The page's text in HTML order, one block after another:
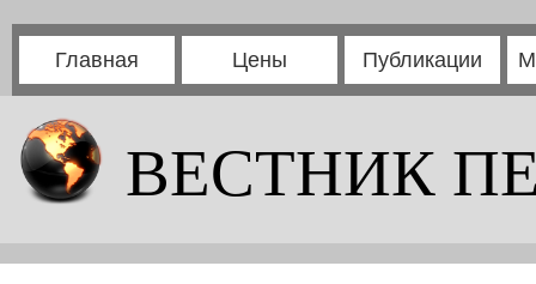
Главная Цены Публикации
ВЕСТНИК